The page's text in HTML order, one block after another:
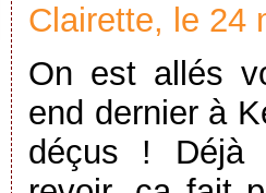
Clairette, le 24
On est allés
end dernier à
déçus !